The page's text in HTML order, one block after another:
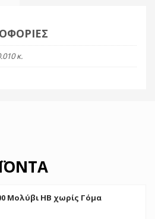
κ.
Μολύβι HB χωρίς Γόμα